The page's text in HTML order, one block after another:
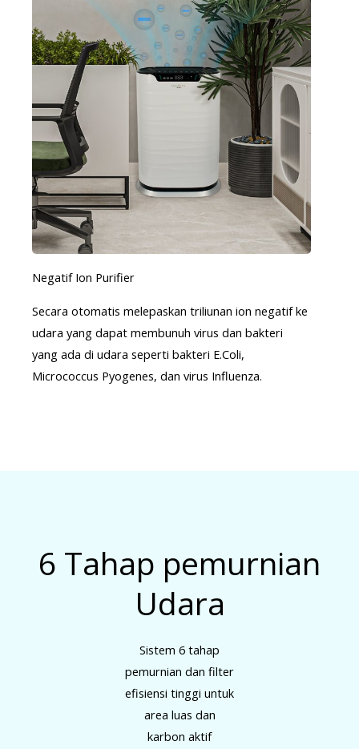
Negatif Ion Purifier
Secara otomatis melepaskan triliunan ion negatif ke
udara yang dapat membunuh virus dan bakteri
yang ada di udara seperti bakteri E.Coli,
Micrococcus Pyogenes, dan virus Influenza.
6 Tahap pemurnian
Udara
Sistem 6 tahap
pemurnian dan filter
efisiensi tinggi untuk
area luas dan
karbon aktif